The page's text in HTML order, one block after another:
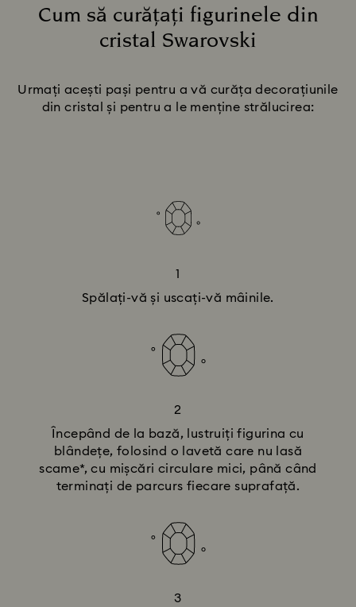
Cum să curățați figurinele din
cristal Swarovski
Urmați acești pași pentru a vă curăța decorațiunile
din cristal și pentru a le menține strălucirea:
1
Spălați-vă și uscați-vă mâinile.
2
Începând de la bază, lustruiți figurina cu
blândețe, folosind o lavetă care nu lasă
scame*, cu mișcări circulare mici, până când
terminați de parcurs fiecare suprafață.
3